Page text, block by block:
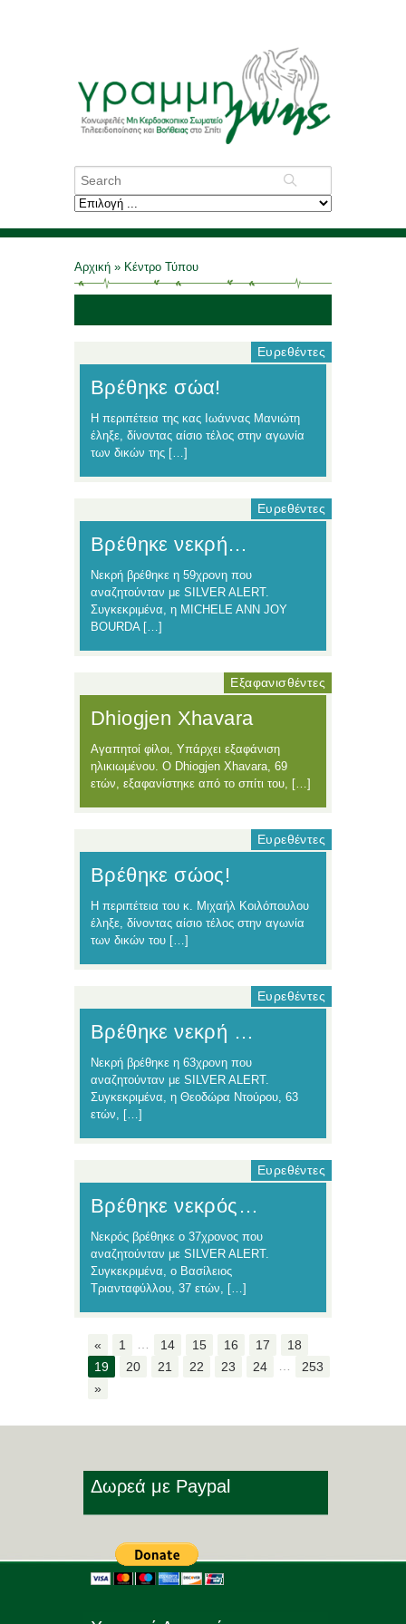
Αρχική » Κέντρο Τύπου
Ευρεθέντες
Βρέθηκε σώα!
Η περιπέτεια της κας Ιωάννας Μανιώτη
έληξε, δίνοντας αίσιο τέλος στην αγωνία
των δικών της […]
Ευρεθέντες
Βρέθηκε νεκρή…
Νεκρή βρέθηκε η 59χρονη που
αναζητούνταν με SILVER ALERT.
Συγκεκριμένα, η MICHELE ANN JOY
BOURDA […]
Εξαφανισθέντες
Dhiogjen Xhavara
Αγαπητοί φίλοι, Υπάρχει εξαφάνιση
ηλικιωμένου. Ο Dhiogjen Xhavara, 69
ετών, εξαφανίστηκε από το σπίτι του, […]
Ευρεθέντες
Βρέθηκε σώος!
Η περιπέτεια του κ. Μιχαήλ Κοιλόπουλου
έληξε, δίνοντας αίσιο τέλος στην αγωνία
των δικών του […]
Ευρεθέντες
Βρέθηκε νεκρή …
Νεκρή βρέθηκε η 63χρονη που
αναζητούνταν με SILVER ALERT.
Συγκεκριμένα, η Θεοδώρα Ντούρου, 63
ετών, […]
Ευρεθέντες
Βρέθηκε νεκρός…
Νεκρός βρέθηκε ο 37χρονος που
αναζητούνταν με SILVER ALERT.
Συγκεκριμένα, ο Βασίλειος
Τριανταφύλλου, 37 ετών, […]
« 1 14 15 16 17
18
19
20 21 22 23 24
253
»
Δωρεά με Paypal